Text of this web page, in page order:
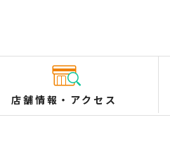
店舗情報 ・ アクセス